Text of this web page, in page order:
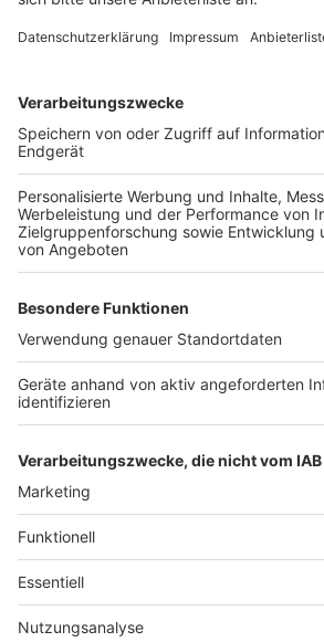
hat die Stadt Kerpen noch mal die
Pflegeschule für den Rhein-Erft-Kreis
in der Region zu sichern.
Weitere Themen von Rhein und
Mittelrhein-Pokal: Horremer SV
Alemannia Aachen
Tätersuche nach
Neues Ausstellungsstück im
Anzeige